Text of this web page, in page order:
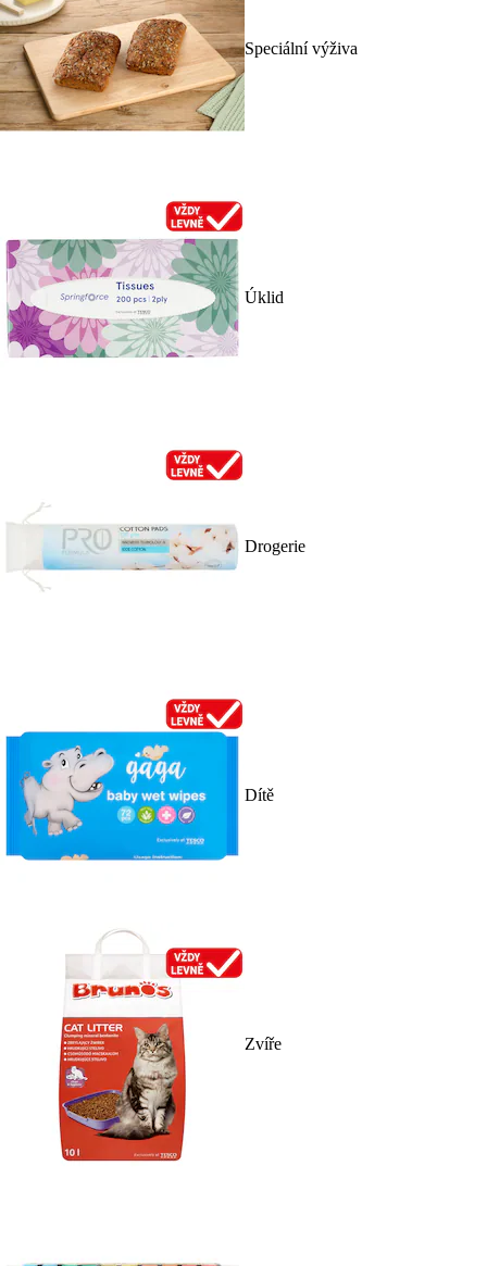
Speciální výživa
Úklid
Drogerie
Dítě
Zvíře